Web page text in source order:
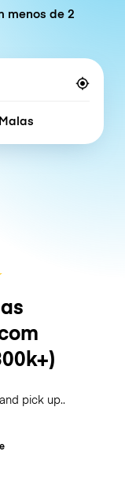
menos de 2
of bags
pick up..